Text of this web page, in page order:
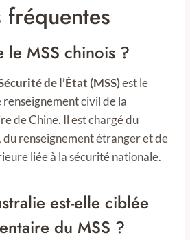
le MSS chinois ?
de l’État (MSS)est le
civil de la
de Chine. Il est chargé du
renseignement étranger et de
liée à la sécurité nationale.
est-elle ciblée
du MSS ?